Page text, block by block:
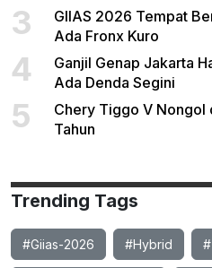
3
GIIAS 2026 Tempat
Ada Fronx Kuro
4
Ganjil Genap Jakarta
Ada Denda Segini
5
Chery Tiggo V Nongol
Tahun
Trending Tags
#Giias-2026 #Hybrid